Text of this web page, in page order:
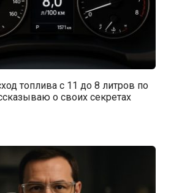
топлива с 11 до 8 литров по
о своих секретах